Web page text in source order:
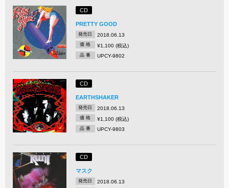
CD
PRETTY GOOD
発売日 2018.06.13
価 格 ¥1,100 (税込)
品 番 UPCY-9802
CD
EARTHSHAKER
発売日 2018.06.13
価 格 ¥1,100 (税込)
品 番 UPCY-9803
CD
マスク
発売日 2018.06.13